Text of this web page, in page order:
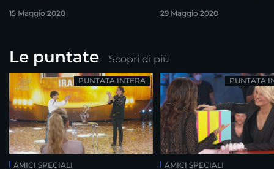
15 Maggio 2020 29 Maggio 2020
Le puntate Scopri di più
AMICI SPECIALI
PUNTATA INTERA
AMICI SPECIALI
PUNTATA